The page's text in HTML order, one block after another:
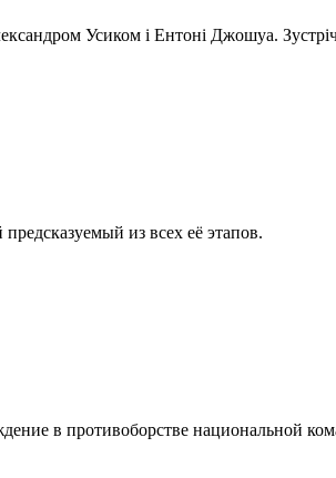
Усиком і Ентоні Джошуа.
из всех её этапов.
в противоборстве национальной